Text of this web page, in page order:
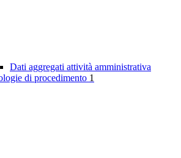
Dati aggregati attività amministrativa
di procedimento 1